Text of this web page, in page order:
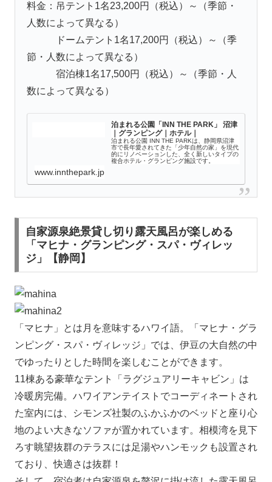
料金：吊テント1名23,200円（税込）～（季節・
人数によって異なる）
ドームテント1名17,200円（税込）～（季
節・人数によって異なる）
宿泊棟1名17,500円（税込）～（季節・人
数によって異なる）
泊まれる公園「INN THE PARK」 沼津
｜グランピング｜ホテル｜
泊まれる公園 INN THE PARKは、静岡県沼津
市で長年愛されてきた「少年自然の家」を現代
的にリノベーションした、全く新しいタイプの
複合ホテル・グランピング施設です。
www.innthepark.jp
自家源泉絶景貸し切り露天風呂が楽しめる
「マヒナ・グランピング・スパ・ヴィレッ
ジ」【静岡】
「マヒナ」とは月を意味するハワイ語。「マヒナ・グラ
ンピング・スパ・ヴィレッジ」では、伊豆の大自然の中
でゆったりとした時間を楽しむことができます。
11棟ある豪華なテント「ラグジュアリーキャビン」は
冷暖房完備。ハワイアンテイストでコーディネートされ
た室内には、シモンズ社製のふかふかのベッドと座り心
地のよい大きなソファが置かれています。相模湾を見下
ろす眺望抜群のテラスには足湯やハンモックも設置され
ており、快適さは抜群！